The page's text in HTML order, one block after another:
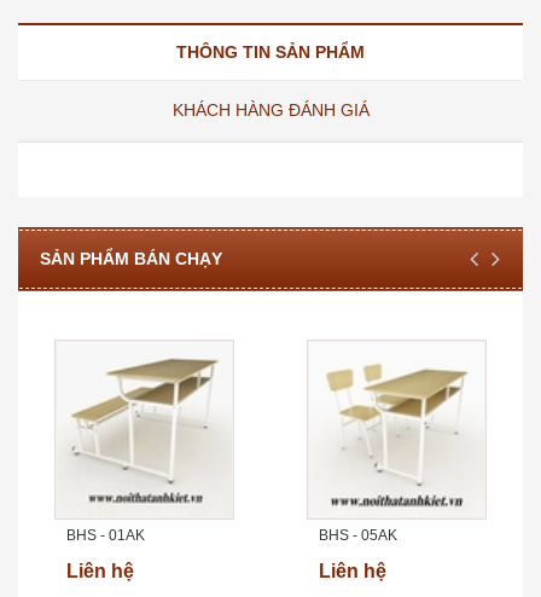
THÔNG TIN SẢN PHẨM
KHÁCH HÀNG ĐÁNH GIÁ
SẢN PHẨM BÁN CHẠY
BHS - 01AK
Liên hệ
BHS - 05AK
Liên hệ